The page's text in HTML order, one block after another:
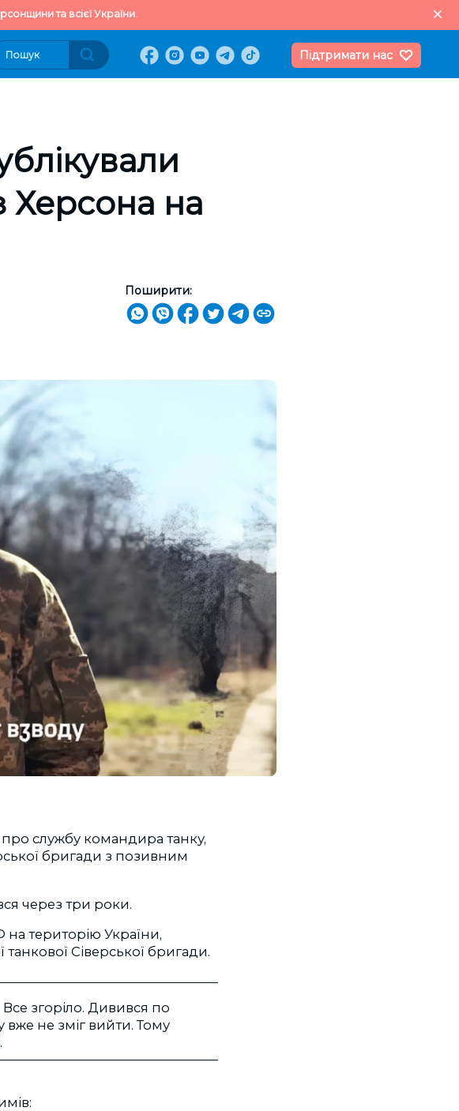
та всієї України.
Підтримати нас
Херсона на
Поширити:
про службу командира танку,
бригади з позивним
через три роки.
територію України,
Сіверської бригади.
згоріло. Дивився по
вже не зміг вийти. Тому